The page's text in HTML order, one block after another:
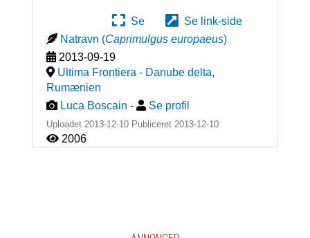
Se
Se link-side
Natravn (Caprimulgus europaeus)
2013-09-19
Ultima Frontiera - Danube delta,
Rumænien
Luca Boscain - Se profil
Uploadet 2013-12-10 Publiceret 2013-12-10
2006